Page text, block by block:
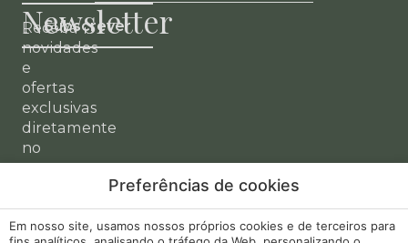
Newsletter
Receba
novidades
e
ofertas
exclusivas
diretamente
no
seu
Subscrever
A minha
Desenvolvido
Preferências de cookies
Em nosso site, usamos nossos próprios cookies e de terceiros para